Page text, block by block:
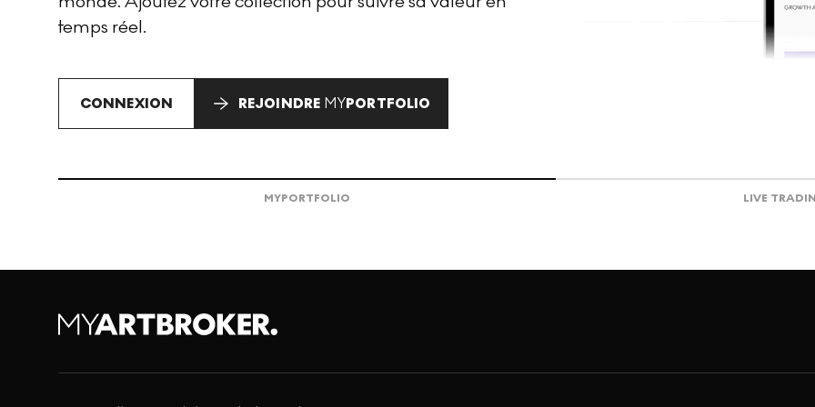
temps réel.
CONNEXION REJOINDRE MYPORTFOLIO
MYPORTFOLIO LIVE